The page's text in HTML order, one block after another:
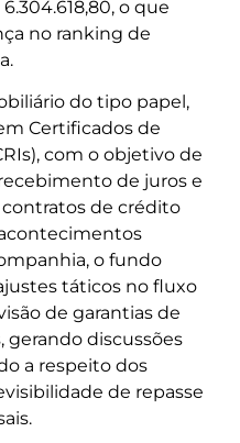
o que
no ranking de
do tipo papel,
Certificados de
com o objetivo de
de juros e
de crédito
o fundo
táticos no fluxo
de garantias de
gerando discussões
a respeito dos
de repasse